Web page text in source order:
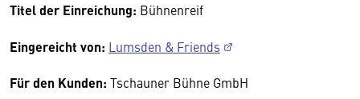
Titel der Einreichung: Bühnenreif
Eingereicht von: Lumsden & Friends
Für den Kunden: Tschauner Bühne GmbH